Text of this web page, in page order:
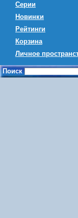
Серии
Новинки
Рейтинги
Корзина
Личное
Поиск